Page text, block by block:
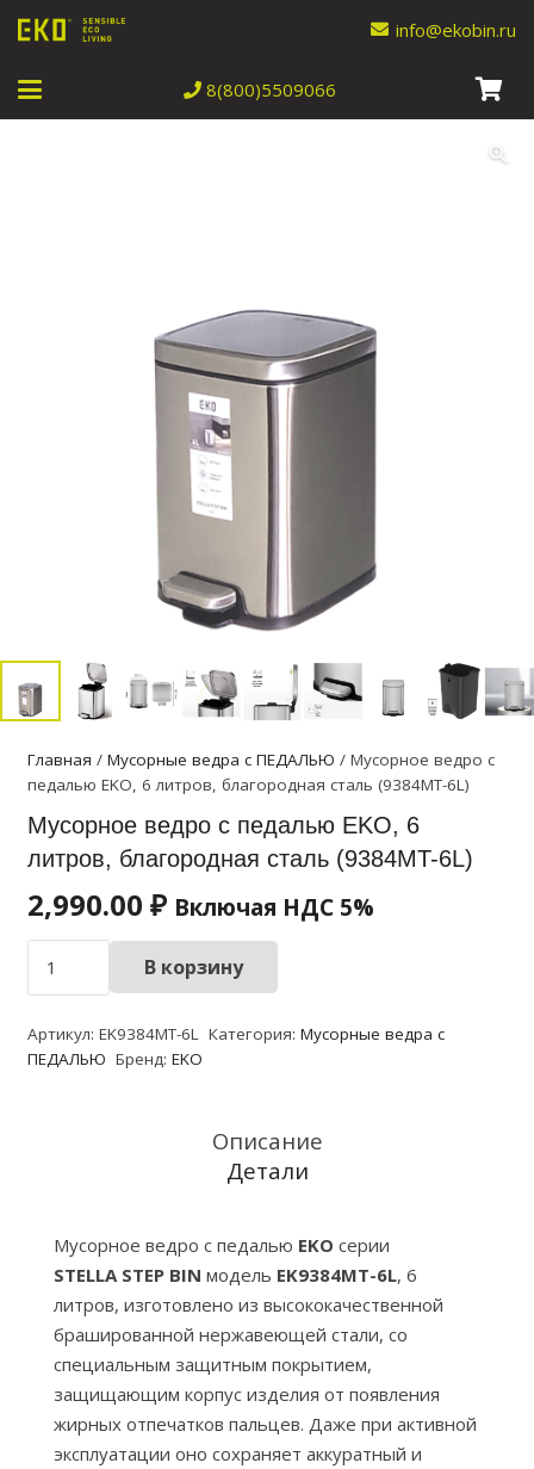
info@ekobin.ru
8(800)5509066
Главная / Мусорные ведра с ПЕДАЛЬЮ / Мусорное ведро с
педалью EKO, 6 литров, благородная сталь (9384MT-6L)
Мусорное ведро с педалью EKO, 6
литров, благородная сталь (9384MT-6L)
2,990.00 ₽ Включая НДС 5%
товара
ведро
с
сталь
(9384MT-
В корзину
Артикул: EK9384MT-6L Категория: Мусорные ведра с
ПЕДАЛЬЮ Бренд: EKO
Описание
Детали
Мусорное ведро с педалью EKO серии
STELLA STEP BIN модель EK9384MT-6L, 6
литров, изготовлено из высококачественной
брашированной нержавеющей стали, со
специальным защитным покрытием,
защищающим корпус изделия от появления
жирных отпечатков пальцев. Даже при активной
эксплуатации оно сохраняет аккуратный и